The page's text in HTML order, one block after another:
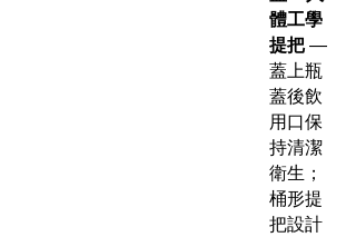
體工學
提把 —
蓋上瓶
蓋後飲
用口保
持清潔
衛生；
桶形提
把設計